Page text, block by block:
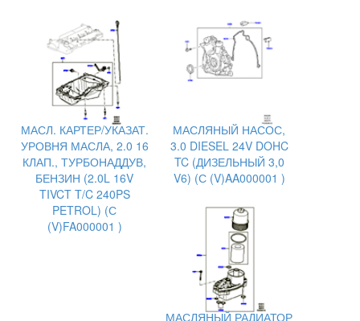
МАСЛ. КАРТЕР/УКАЗАТ.
УРОВНЯ МАСЛА, 2.0 16
КЛАП., ТУРБОНАДДУВ,
БЕНЗИН (2.0L 16V
TIVCT T/C 240PS
PETROL) (С
(V)FA000001 )
МАСЛЯНЫЙ НАСОС,
3.0 DIESEL 24V DOHC
TC (ДИЗЕЛЬНЫЙ 3,0
V6) (С (V)AA000001 )
МАСЛЯНЫЙ РАДИАТОР